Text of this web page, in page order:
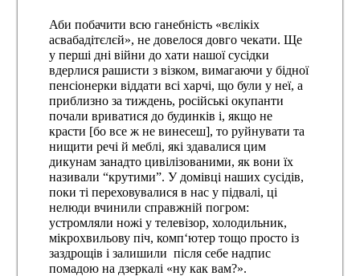
Аби побачити всю ганебність «вєлікіх
асвабадітєлєй», не довелося довго чекати. Ще
у перші дні війни до хати нашої сусідки
вдерлися рашисти з візком, вимагаючи у бідної
пенсіонерки віддати всі харчі, що були у неї, а
приблизно за тиждень, російські окупанти
почали вриватися до будинків і, якщо не
красти [бо все ж не винесеш], то руйнувати та
нищити речі й меблі, які здавалися цим
дикунам занадто цивілізованими, як вони їх
називали “крутими”. У домівці наших сусідів,
поки ті переховувалися в нас у підвалі, ці
нелюди вчинили справжній погром:
устромляли ножі у телевізор, холодильник,
мікрохвильову піч, комп‘ютер тощо просто із
заздрощів і залишили після себе надпис
помадою на дзеркалі «ну как вам?».